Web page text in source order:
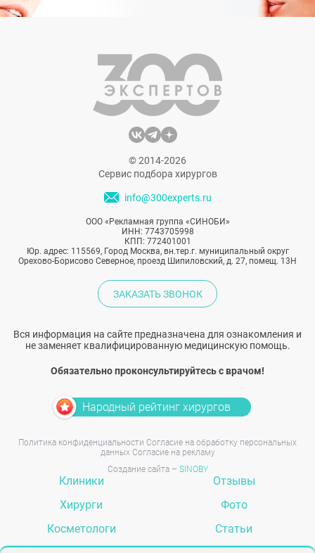
© 2014-2026
Сервис подбора хирургов
info@300experts.ru
ООО «Рекламная группа «СИНОБИ»
ИНН: 7743705998
КПП: 772401001
Юр. адрес: 115569, Город Москва, вн.тер.г. муниципальный округ
Орехово-Борисово Северное, проезд Шипиловский, д. 27, помещ. 13Н
ЗАКАЗАТЬ ЗВОНОК
Вся информация на сайте предназначена для ознакомления и
не заменяет квалифицированную медицинскую помощь.
Обязательно проконсультируйтесь с врачом!
Народный рейтинг хирургов
Политика конфиденциальности Согласие на обработку персональных
данных Согласие на рекламу
Создание сайта – SINOBY
Клиники
Хирурги
Косметологи
Отзывы
Фото
Статьи